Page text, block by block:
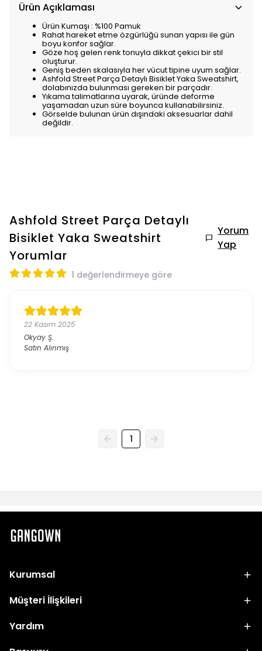
Ürün Açıklaması
Ürün Kumaşı : %100 Pamuk
Rahat hareket etme özgürlüğü sunan yapısı ile gün
boyu konfor sağlar.
Göze hoş gelen renk tonuyla dikkat çekici bir stil
oluşturur.
Geniş beden skalasıyla her vücut tipine uyum sağlar.
Ashfold Street Parça Detaylı Bisiklet Yaka Sweatshirt,
dolabınızda bulunması gereken bir parçadır.
Yıkama talimatlarına uyarak, üründe deforme
yaşamadan uzun süre boyunca kullanabilirsiniz.
Görselde bulunan ürün dışındaki aksesuarlar dahil
değildir.
Ashfold Street Parça Detaylı
Bisiklet Yaka Sweatshirt
Yorumlar
Yorum
Yap
1 değerlendirmeye göre
22 Kasım 2025
Okyay Ş.
Satın Alınmış
1
Kurumsal
Müşteri İlişkileri
Yardım